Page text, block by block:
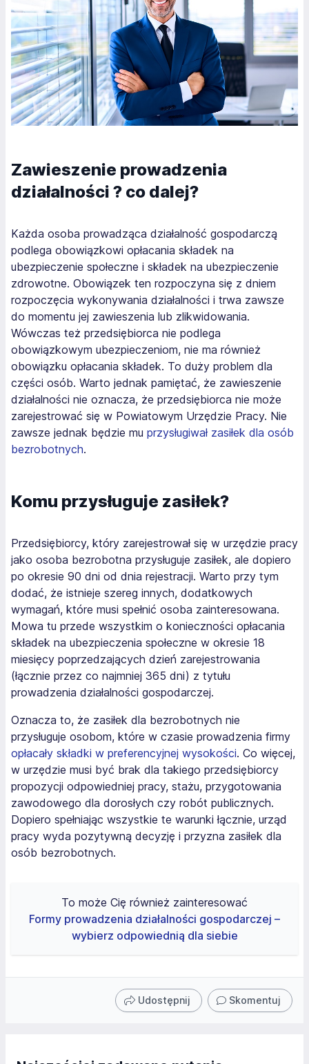
Zawieszenie prowadzenia
działalności ? co dalej?
Każda osoba prowadząca działalność gospodarczą
podlega obowiązkowi opłacania składek na
ubezpieczenie społeczne i składek na ubezpieczenie
zdrowotne. Obowiązek ten rozpoczyna się z dniem
rozpoczęcia wykonywania działalności i trwa zawsze
do momentu jej zawieszenia lub zlikwidowania.
Wówczas też przedsiębiorca nie podlega
obowiązkowym ubezpieczeniom, nie ma również
obowiązku opłacania składek. To duży problem dla
części osób. Warto jednak pamiętać, że zawieszenie
działalności nie oznacza, że przedsiębiorca nie może
zarejestrować się w Powiatowym Urzędzie Pracy. Nie
zawsze jednak będzie mu przysługiwał zasiłek dla osób
bezrobotnych.
Komu przysługuje zasiłek?
Przedsiębiorcy, który zarejestrował się w urzędzie pracy
jako osoba bezrobotna przysługuje zasiłek, ale dopiero
po okresie 90 dni od dnia rejestracji. Warto przy tym
dodać, że istnieje szereg innych, dodatkowych
wymagań, które musi spełnić osoba zainteresowana.
Mowa tu przede wszystkim o konieczności opłacania
składek na ubezpieczenia społeczne w okresie 18
miesięcy poprzedzających dzień zarejestrowania
(łącznie przez co najmniej 365 dni) z tytułu
prowadzenia działalności gospodarczej.
Oznacza to, że zasiłek dla bezrobotnych nie
przysługuje osobom, które w czasie prowadzenia firmy
opłacały składki w preferencyjnej wysokości. Co więcej,
w urzędzie musi być brak dla takiego przedsiębiorcy
propozycji odpowiedniej pracy, stażu, przygotowania
zawodowego dla dorosłych czy robót publicznych.
Dopiero spełniając wszystkie te warunki łącznie, urząd
pracy wyda pozytywną decyzję i przyzna zasiłek dla
osób bezrobotnych.
To może Cię również zainteresować
Formy prowadzenia działalności gospodarczej –
wybierz odpowiednią dla siebie
Udostępnij Skomentuj